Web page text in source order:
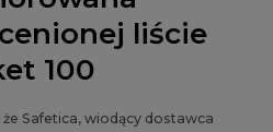
liście
100
Safetica, wiodący dostawca